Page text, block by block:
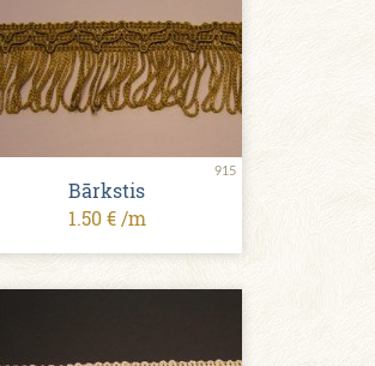
915
Bārkstis
1.50 € /m